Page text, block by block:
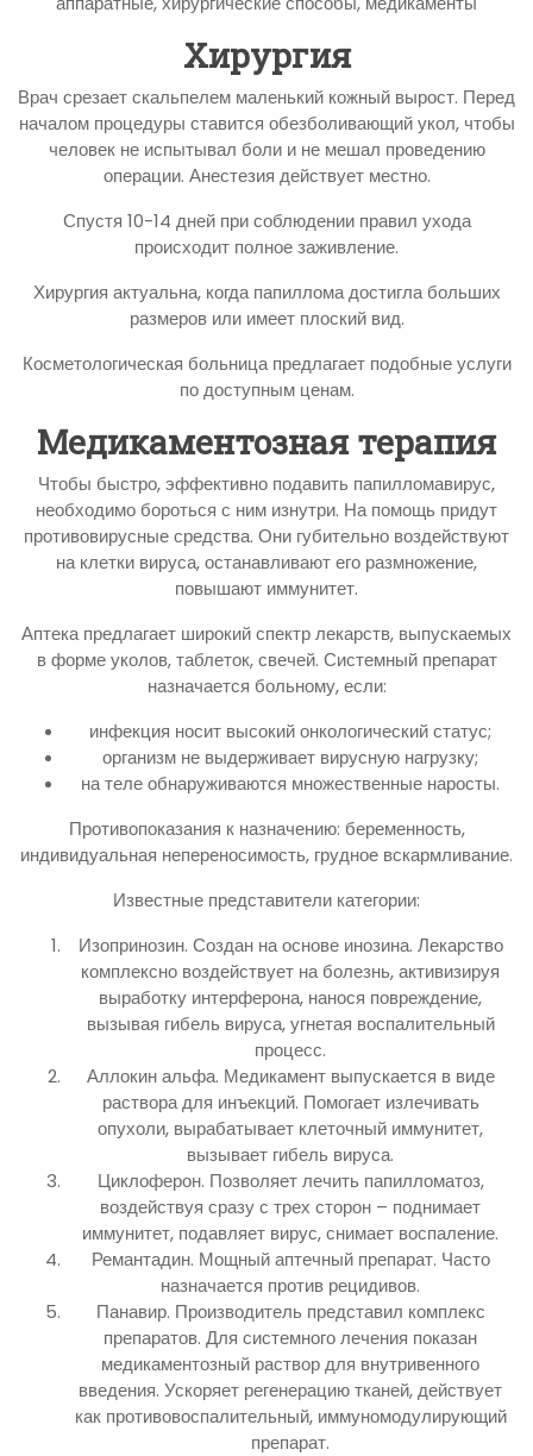
Хирургия
Врач срезает скальпелем маленький кожный вырост. Перед
началом процедуры ставится обезболивающий укол, чтобы
человек не испытывал боли и не мешал проведению
операции. Анестезия действует местно.
Спустя 10-14 дней при соблюдении правил ухода
происходит полное заживление.
Хирургия актуальна, когда папиллома достигла больших
размеров или имеет плоский вид.
Косметологическая больница предлагает подобные услуги
по доступным ценам.
Медикаментозная терапия
Чтобы быстро, эффективно подавить папилломавирус,
необходимо бороться с ним изнутри. На помощь придут
противовирусные средства. Они губительно воздействуют
на клетки вируса, останавливают его размножение,
повышают иммунитет.
Аптека предлагает широкий спектр лекарств, выпускаемых
в форме уколов, таблеток, свечей. Системный препарат
назначается больному, если:
инфекция носит высокий онкологический статус;
организм не выдерживает вирусную нагрузку;
на теле обнаруживаются множественные наросты.
Противопоказания к назначению: беременность,
индивидуальная непереносимость, грудное вскармливание.
Известные представители категории:
Изопринозин. Создан на основе инозина. Лекарство
комплексно воздействует на болезнь, активизируя
выработку интерферона, нанося повреждение,
вызывая гибель вируса, угнетая воспалительный
процесс.
Аллокин альфа. Медикамент выпускается в виде
раствора для инъекций. Помогает излечивать
опухоли, вырабатывает клеточный иммунитет,
вызывает гибель вируса.
Циклоферон. Позволяет лечить папилломатоз,
воздействуя сразу с трех сторон – поднимает
иммунитет, подавляет вирус, снимает воспаление.
Ремантадин. Мощный аптечный препарат. Часто
назначается против рецидивов.
Панавир. Производитель представил комплекс
препаратов. Для системного лечения показан
медикаментозный раствор для внутривенного
введения. Ускоряет регенерацию тканей, действует
как противовоспалительный, иммуномодулирующий
препарат.